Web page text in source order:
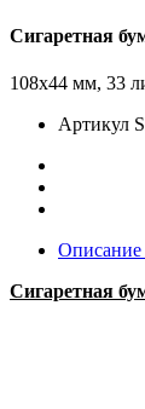
Сигаретная
108х44 мм, 33
Артикул
Описание
Cигаретная